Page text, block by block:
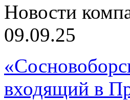
Новости
09.09.25
входящий в